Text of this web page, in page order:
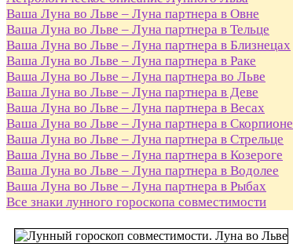
Ваша Луна во Льве – Луна партнера в Овне
Ваша Луна во Льве – Луна партнера в Тельце
Ваша Луна во Льве – Луна партнера в Близнецах
Ваша Луна во Льве – Луна партнера в Раке
Ваша Луна во Льве – Луна партнера во Льве
Ваша Луна во Льве – Луна партнера в Деве
Ваша Луна во Льве – Луна партнера в Весах
Ваша Луна во Льве – Луна партнера в Скорпионе
Ваша Луна во Льве – Луна партнера в Стрельце
Ваша Луна во Льве – Луна партнера в Козероге
Ваша Луна во Льве – Луна партнера в Водолее
Ваша Луна во Льве – Луна партнера в Рыбах
Все знаки лунного гороскопа совместимости